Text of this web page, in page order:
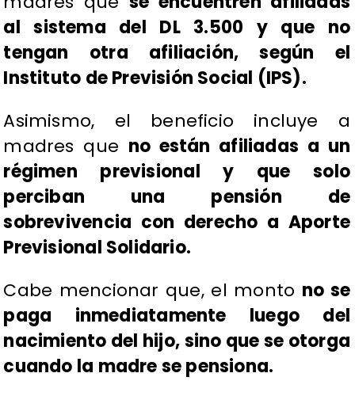
al sistema del DL 3.500 y que no
tengan otra afiliación, según el
Instituto de Previsión Social (IPS).
Asimismo, el beneficio incluye a
madres que no están afiliadas a un
régimen previsional y que solo
perciban una pensión de
sobrevivencia con derecho a Aporte
Previsional Solidario.
Cabe mencionar que, el monto no se
paga inmediatamente luego del
nacimiento del hijo, sino que se otorga
cuando la madre se pensiona.